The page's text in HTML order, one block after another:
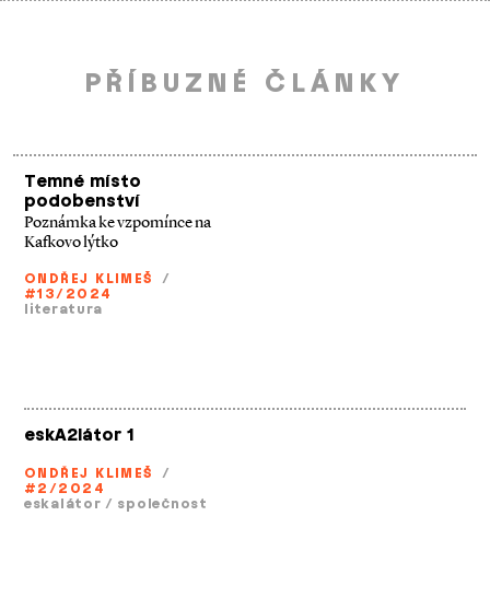
PŘÍBUZNÉ ČLÁNKY
Temné místo
podobenství
Poznámka ke vzpomínce na
Kafkovo lýtko
ONDŘEJ KLIMEŠ
/
#13/2024
literatura
eskA2látor 1
ONDŘEJ KLIMEŠ
/
#2/2024
eskalátor / společnost